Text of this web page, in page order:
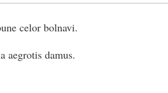
celor bolnavi.
aegrotis damus.